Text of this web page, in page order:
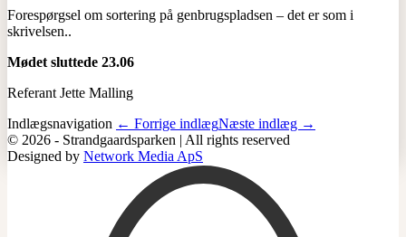
Forespørgsel om sortering på genbrugspladsen – det er som i
skrivelsen..
Mødet sluttede 23.06
Referant Jette Malling
Indlægsnavigation ← Forrige indlægNæste indlæg →
© 2026 - Strandgaardsparken | All rights reserved
Designed by Network Media ApS